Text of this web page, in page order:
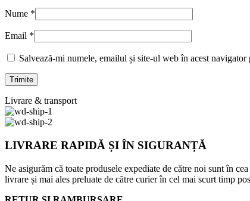
Nume *
Email *
Salvează-mi numele, emailul și site-ul web în acest
Livrare & transport
LIVRARE RAPIDĂ ȘI ÎN SIGURANȚĂ
Ne asigurăm că toate produsele expediate de către noi sunt în
livrare și mai ales preluate de către curier în cel mai scurt timp